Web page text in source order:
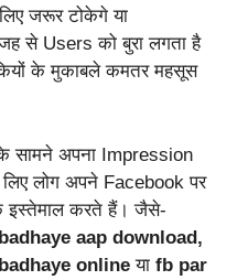
जरूर टोकेगे या
से Users को बुरा लगता है
के मुकाबले कमतर महसूस
सामने अपना Impression
लिए लोग अपने Facebook पर
इस्तेमाल करते हैं। जैसे-
aap download,
onlineया fb par